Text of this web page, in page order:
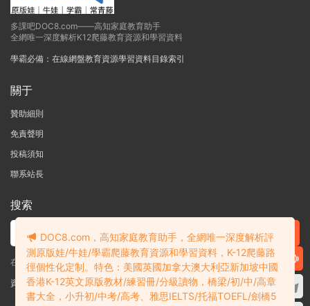
多課吧DOC8.com——高知家庭教育助手
全網唯一深度解析K12爬藤教育資源和學習資料
學霸必備：在線網盤教育資源學習資料目錄索引
關于
贊助細則
免責聲明
投稿須知
聯系站長
搜索
在線搜索GK-G12海量英文原版教材/章節書/國際考試/學科競賽資料！
資料失效？沒找到需要的？網站意見建議？請提交工單查看我的工單
DOC8.com，高知家庭教育助手，全網唯一深度解析評
測原版娃/牛娃/學霸爬藤教育資源和學習資料，K-12爬藤路
徑個性化定制。特色：美國英國加拿大澳大利亞新加坡中國
香港K-12英文原版教材/練習冊/分級讀物，橋梁/初/中/高章
書大全，小升初/中考/高考、雅思IELTS/托福TOEFL/劍橋5